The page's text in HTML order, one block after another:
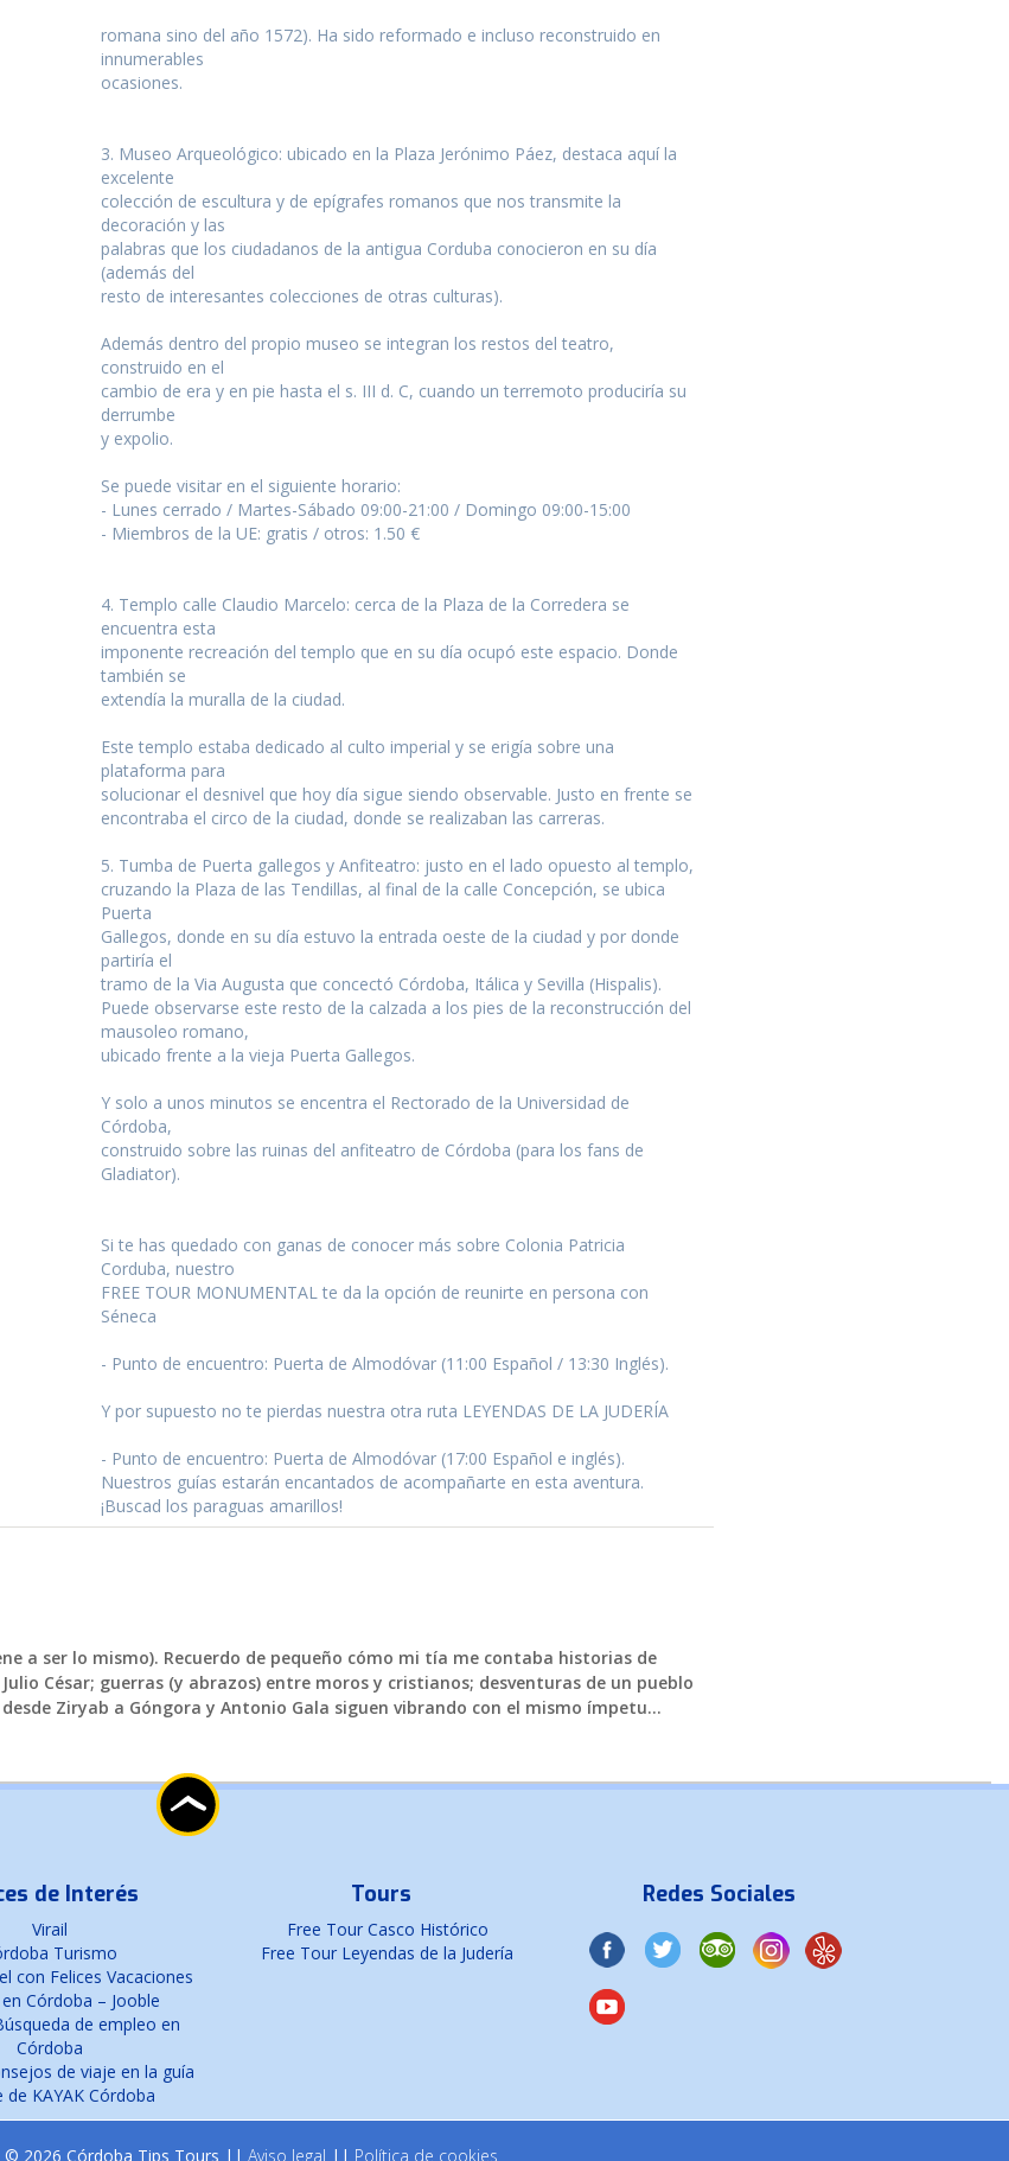
romana sino del año 1572). Ha sido reformado e incluso reconstruido en
innumerables
ocasiones.
3. Museo Arqueológico: ubicado en la Plaza Jerónimo Páez, destaca aquí la
excelente
colección de escultura y de epígrafes romanos que nos transmite la
decoración y las
palabras que los ciudadanos de la antigua Corduba conocieron en su día
(además del
resto de interesantes colecciones de otras culturas).
Además dentro del propio museo se integran los restos del teatro,
construido en el
cambio de era y en pie hasta el s. III d. C, cuando un terremoto produciría su
derrumbe
y expolio.
Se puede visitar en el siguiente horario:
- Lunes cerrado / Martes-Sábado 09:00-21:00 / Domingo 09:00-15:00
- Miembros de la UE: gratis / otros: 1.50 €
4. Templo calle Claudio Marcelo: cerca de la Plaza de la Corredera se
encuentra esta
imponente recreación del templo que en su día ocupó este espacio. Donde
también se
extendía la muralla de la ciudad.
Este templo estaba dedicado al culto imperial y se erigía sobre una
plataforma para
solucionar el desnivel que hoy día sigue siendo observable. Justo en frente se
encontraba el circo de la ciudad, donde se realizaban las carreras.
5. Tumba de Puerta gallegos y Anfiteatro: justo en el lado opuesto al templo,
cruzando la Plaza de las Tendillas, al final de la calle Concepción, se ubica
Puerta
Gallegos, donde en su día estuvo la entrada oeste de la ciudad y por donde
partiría el
tramo de la Via Augusta que concectó Córdoba, Itálica y Sevilla (Hispalis).
Puede observarse este resto de la calzada a los pies de la reconstrucción del
mausoleo romano,
ubicado frente a la vieja Puerta Gallegos.
Y solo a unos minutos se encentra el Rectorado de la Universidad de
Córdoba,
construido sobre las ruinas del anfiteatro de Córdoba (para los fans de
Gladiator).
Si te has quedado con ganas de conocer más sobre Colonia Patricia
Corduba, nuestro
FREE TOUR MONUMENTAL te da la opción de reunirte en persona con
Séneca
- Punto de encuentro: Puerta de Almodóvar (11:00 Español / 13:30 Inglés).
Y por supuesto no te pierdas nuestra otra ruta LEYENDAS DE LA JUDERÍA
- Punto de encuentro: Puerta de Almodóvar (17:00 Español e inglés).
Nuestros guías estarán encantados de acompañarte en esta aventura.
¡Buscad los paraguas amarillos!
a ser lo mismo). Recuerdo de pequeño cómo mi tía me contaba historias de
César; guerras (y abrazos) entre moros y cristianos; desventuras de un pueblo
Ziryab a Góngora y Antonio Gala siguen vibrando con el mismo ímpetu...
de Interés
Virail
Turismo
con Felices Vacaciones
Córdoba – Jooble
de empleo en
Córdoba
de viaje en la guía
de KAYAK Córdoba
Tours
Free Tour Casco Histórico
Free Tour Leyendas de la Judería
Redes Sociales
© 2026 Córdoba Tips Tours || Aviso legal || Política de cookies